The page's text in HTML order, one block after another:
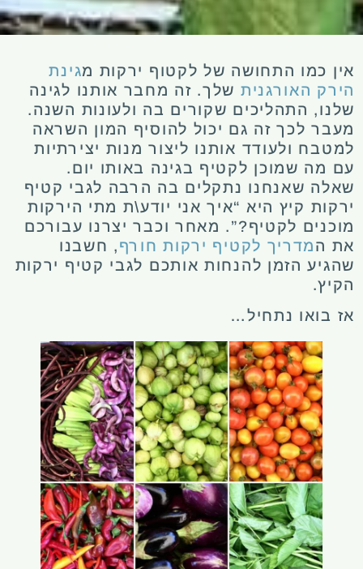
אין כמו התחושה של לקטוף ירקות מגינת
הירק האורגנית שלך. זה מחבר אותנו לגינה
שלנו, התהליכים שקורים בה ולעונות השנה.
מעבר לכך זה גם יכול להוסיף המון השראה
למטבח ולעודד אותנו ליצור מנות יצירתיות
עם מה שמוכן לקטיף בגינה באותו יום.
שאלה שאנחנו נתקלים בה הרבה לגבי קטיף
ירקות קיץ היא “איך אני יודע\ת מתי הירקות
מוכנים לקטיף?”. מאחר וכבר יצרנו עבורכם
את המדריך לקטיף ירקות חורף, חשבנו
שהגיע הזמן להנחות אותכם לגבי קטיף ירקות
הקיץ.
אז בואו נתחיל…